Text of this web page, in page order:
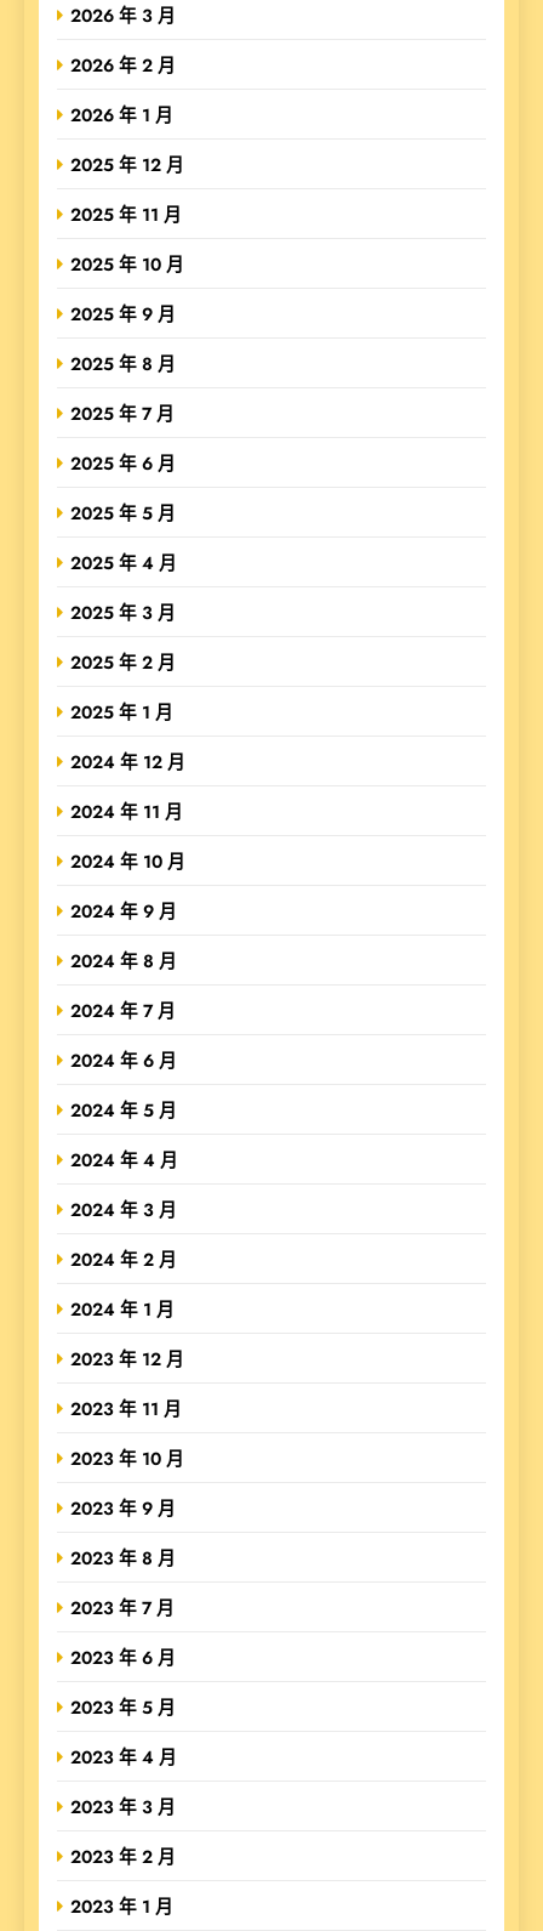
2026 年 3 月
2026 年 2 月
2026 年 1 月
2025 年 12 月
2025 年 11 月
2025 年 10 月
2025 年 9 月
2025 年 8 月
2025 年 7 月
2025 年 6 月
2025 年 5 月
2025 年 4 月
2025 年 3 月
2025 年 2 月
2025 年 1 月
2024 年 12 月
2024 年 11 月
2024 年 10 月
2024 年 9 月
2024 年 8 月
2024 年 7 月
2024 年 6 月
2024 年 5 月
2024 年 4 月
2024 年 3 月
2024 年 2 月
2024 年 1 月
2023 年 12 月
2023 年 11 月
2023 年 10 月
2023 年 9 月
2023 年 8 月
2023 年 7 月
2023 年 6 月
2023 年 5 月
2023 年 4 月
2023 年 3 月
2023 年 2 月
2023 年 1 月